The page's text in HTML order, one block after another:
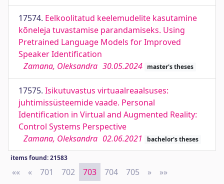
17574. Eelkoolitatud keelemudelite kasutamine
kõneleja tuvastamise parandamiseks. Using
Pretrained Language Models for Improved
Speaker Identification
Zamana, Oleksandra 30.05.2024 master's theses
17575. Isikutuvastus virtuaalreaalsuses:
juhtimissüsteemide vaade. Personal
Identification in Virtual and Augmented Reality:
Control Systems Perspective
Zamana, Oleksandra 02.06.2021 bachelor's theses
items found: 21583
«« First
« Previous
701 702 703 704 705 » Next
»»